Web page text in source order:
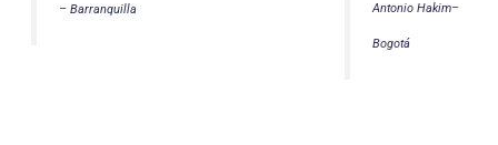
– Barranquilla Antonio Hakim–
Bogotá